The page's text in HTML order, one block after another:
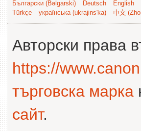
Български (Bəlgarski) Deutsch English
Türkçe
українська (ukrajins'ka) 中文
Авторски права
https://
търговска марка
сайт.